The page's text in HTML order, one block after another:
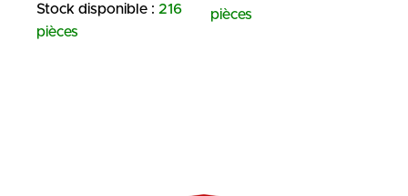
Stock disponible : 216
pièces
pièces